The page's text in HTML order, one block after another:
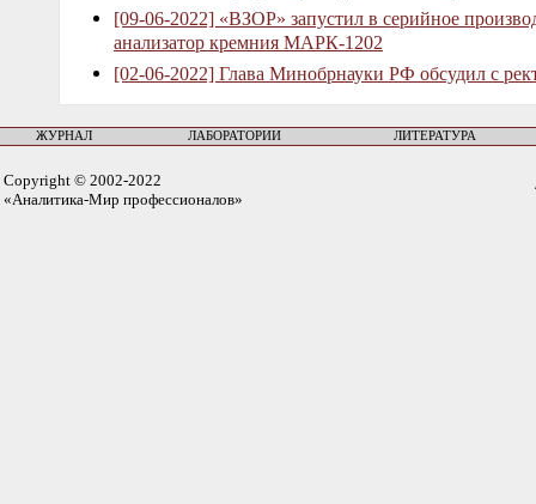
[09-06-2022] «ВЗОР» запустил в серийное
анализатор кремния МАРК-1202
[02-06-2022] Глава Минобрнауки РФ обсудил с
ЖУРНАЛ ЛАБОРАТОРИИ ЛИТЕРАТУРА
Copyright © 2002-2022
«Аналитика-Мир профессионалов»